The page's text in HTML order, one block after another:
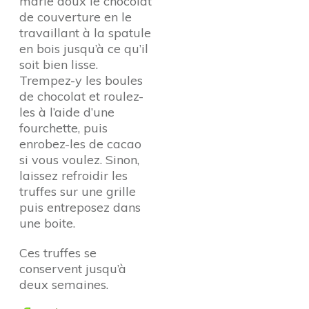
de couverture en le
travaillant à la spatule
en bois jusqu’à ce qu’il
soit bien lisse.
Trempez-y les boules
de chocolat et roulez-
les à l’aide d’une
fourchette, puis
enrobez-les de cacao
si vous voulez. Sinon,
laissez refroidir les
truffes sur une grille
puis entreposez dans
une boite.
Ces truffes se
conservent jusqu’à
deux semaines.